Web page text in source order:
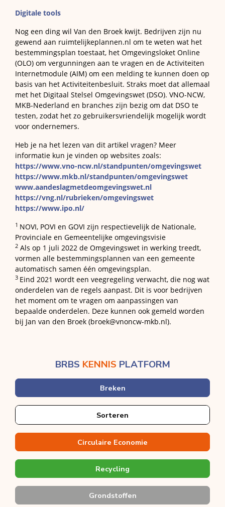
Digitale tools
Nog een ding wil Van den Broek kwijt. Bedrijven zijn nu
gewend aan ruimtelijkeplannen.nl om te weten wat het
bestemmingsplan toestaat, het Omgevingsloket Online
(OLO) om vergunningen aan te vragen en de Activiteiten
Internetmodule (AIM) om een melding te kunnen doen op
basis van het Activiteitenbesluit. Straks moet dat allemaal
met het Digitaal Stelsel Omgevingswet (DSO). VNO-NCW,
MKB-Nederland en branches zijn bezig om dat DSO te
testen, zodat het zo gebruikersvriendelijk mogelijk wordt
voor ondernemers.
Heb je na het lezen van dit artikel vragen? Meer
informatie kun je vinden op websites zoals:
https://www.vno-ncw.nl/standpunten/omgevingswet
https://www.mkb.nl/standpunten/omgevingswet
www.aandeslagmetdeomgevingswet.nl
https://vng.nl/rubrieken/omgevingswet
https://www.ipo.nl/
1 NOVI, POVI en GOVI zijn respectievelijk de Nationale,
Provinciale en Gemeentelijke omgevingsvisie
2 Als op 1 juli 2022 de Omgevingswet in werking treedt,
vormen alle bestemmingsplannen van een gemeente
automatisch samen één omgevingsplan.
3 Eind 2021 wordt een veegregeling verwacht, die nog wat
onderdelen van de regels aanpast. Dit is voor bedrijven
het moment om te vragen om aanpassingen van
bepaalde onderdelen. Deze kunnen ook gemeld worden
bij Jan van den Broek (broek@vnoncw-mkb.nl).
BRBS KENNIS PLATFORM
Breken
Sorteren
Circulaire Economie
Recycling
Grondstoffen